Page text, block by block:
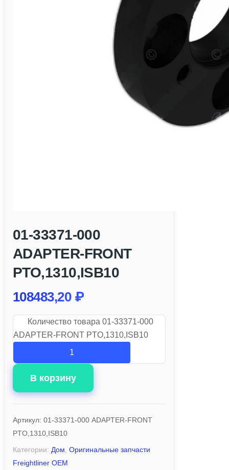
01-33371-000
ADAPTER-FRONT
PTO,1310,ISB10
108483,20 ₽
Количество товара 01-33371-000
ADAPTER-FRONT PTO,1310,ISB10
В корзину
Артикул: 01-33371-000 ADAPTER-FRONT
PTO,1310,ISB10
Категории: Дом Оригинальные запчасти
Freightliner OEM